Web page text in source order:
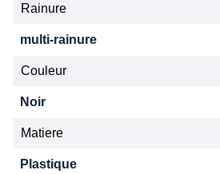
Rainure
multi-rainure
Couleur
Noir
Matiere
Plastique